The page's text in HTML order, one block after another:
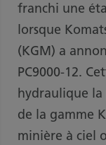
franchi une
lorsque
(KGM) a
PC9000-12.
hydraulique
de la gamme
minière à ciel